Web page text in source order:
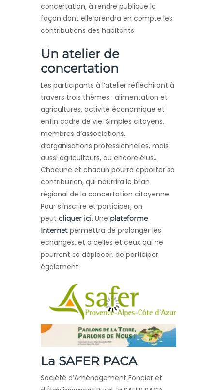
concertation, à rendre publique la
façon dont elle prendra en compte les
contributions des habitants.
Un atelier de
concertation
Les participants à l’atelier réfléchiront à
travers trois thèmes : alimentation et
agricultures, activité économique et
enfin cadre de vie. Simples citoyens,
membres d’associations,
d’organisations professionnelles, mais
aussi agriculteurs, ou encore élus…
Chacune et chacun pourra apporter sa
contribution, qui nourrira le bilan
régional de la concertation citoyenne.
Pour s’inscrire et participer, on
peut cliquer ici. Une plateforme
Internet permettra de prolonger les
échanges, et à celles et ceux qui ne
pourront se déplacer, de participer
également.
La SAFER PACA
Société d’Aménagement Foncier et